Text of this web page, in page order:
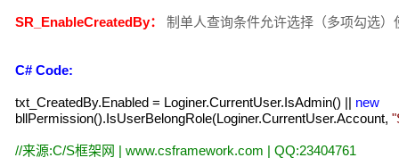
SR_EnableCreatedBy： 制单人查询条件允许选择（多项勾选）
C# Code:
txt_CreatedBy.Enabled = Loginer.CurrentUser.IsAdmin() || new
bllPermission().IsUserBelongRole(Loginer.CurrentUser.Account, "
//来源:C/S框架网 | www.csframework.com | QQ:23404761